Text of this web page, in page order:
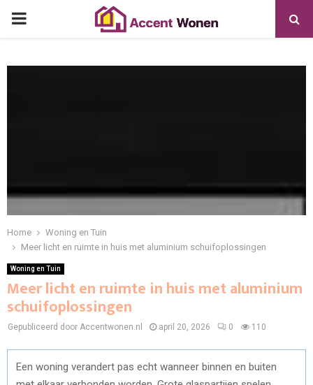
PRIMARY
Home
Woning en Tuin
Meer licht en ruimte in huis met aluminium schuifoplossingen
Woning en Tuin
Meer licht en ruimte in huis met aluminium
schuifoplossingen
Gepubliceerd door Accentwonen.nl april 20, 2026 0 110
Een woning verandert pas echt wanneer binnen en buiten